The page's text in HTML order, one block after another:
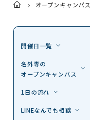
ト
ー
オープンキャンパス
開催日一覧
名外専の
オープンキャンパス
1日の流れ
LINEなんでも相談